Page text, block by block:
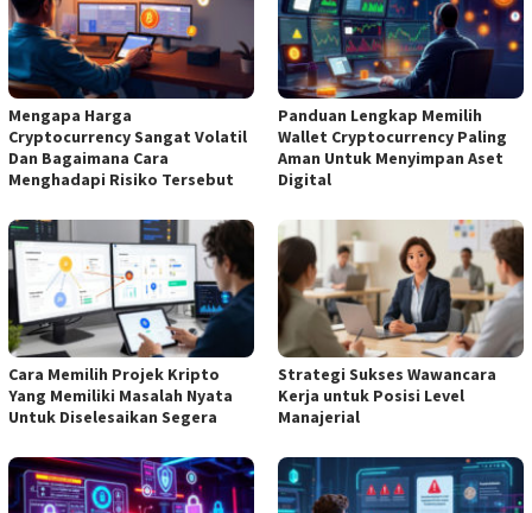
Mengapa Harga
Cryptocurrency Sangat Volatil
Dan Bagaimana Cara
Menghadapi Risiko Tersebut
Panduan Lengkap Memilih
Wallet Cryptocurrency Paling
Aman Untuk Menyimpan Aset
Digital
Cara Memilih Projek Kripto
Yang Memiliki Masalah Nyata
Untuk Diselesaikan Segera
Strategi Sukses Wawancara
Kerja untuk Posisi Level
Manajerial